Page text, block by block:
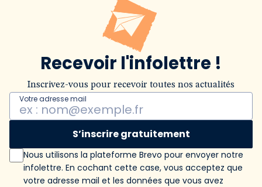
Recevoir l'infolettre !
Inscrivez-vous pour recevoir toutes nos actualités
Votre adresse mail
S’inscrire gratuitement
Nous utilisons la plateforme Brevo pour envoyer notre
infolettre. En cochant cette case, vous acceptez que
votre adresse mail et les données que vous avez